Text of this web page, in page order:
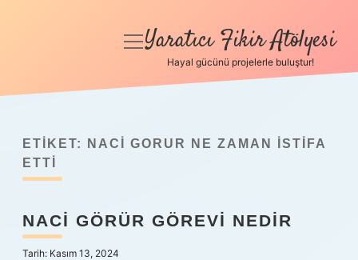
Anasayfa
Yasal Uyarı
menüyü
Yaratıcı Fikir Atölyesi
Hayal gücünü projelerle buluştur!
ETIKET:
NACI GORUR NE ZAMAN ISTIFA
ETTI
NACI GÖRÜR GÖREVI NEDIR
Tarih: Kasım 13, 2024